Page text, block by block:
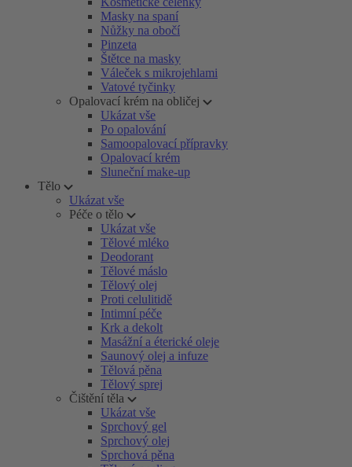
Masky na spaní
Nůžky na obočí
Pinzeta
Štětce na masky
Váleček s mikrojehlami
Vatové tyčinky
Opalovací krém na obličej
Ukázat vše
Po opalování
Samoopalovací přípravky
Opalovací krém
Sluneční make-up
Tělo
Ukázat vše
Péče o tělo
Ukázat vše
Tělové mléko
Deodorant
Tělové máslo
Tělový olej
Proti celulitidě
Intimní péče
Krk a dekolt
Masážní a éterické oleje
Saunový olej a infuze
Tělová pěna
Tělový sprej
Čištění těla
Ukázat vše
Sprchový gel
Sprchový olej
Sprchová pěna